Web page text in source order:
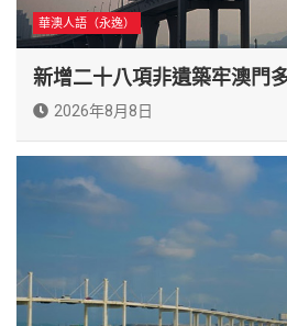
華澳人語（永逸）
新增二十八項非遺築牢澳門
2026年8月8日